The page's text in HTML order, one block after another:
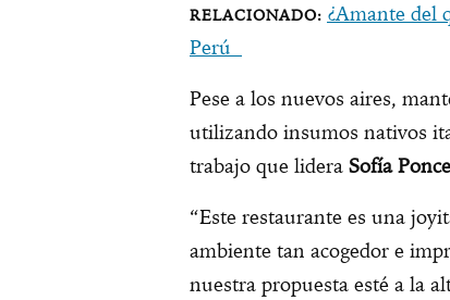
¿Amante del
Perú
Pese a los nuevos aires,
utilizando insumos nativos
trabajo que lidera Sofía Ponce
“Este restaurante es una
ambiente tan acogedor e
nuestra propuesta esté a la